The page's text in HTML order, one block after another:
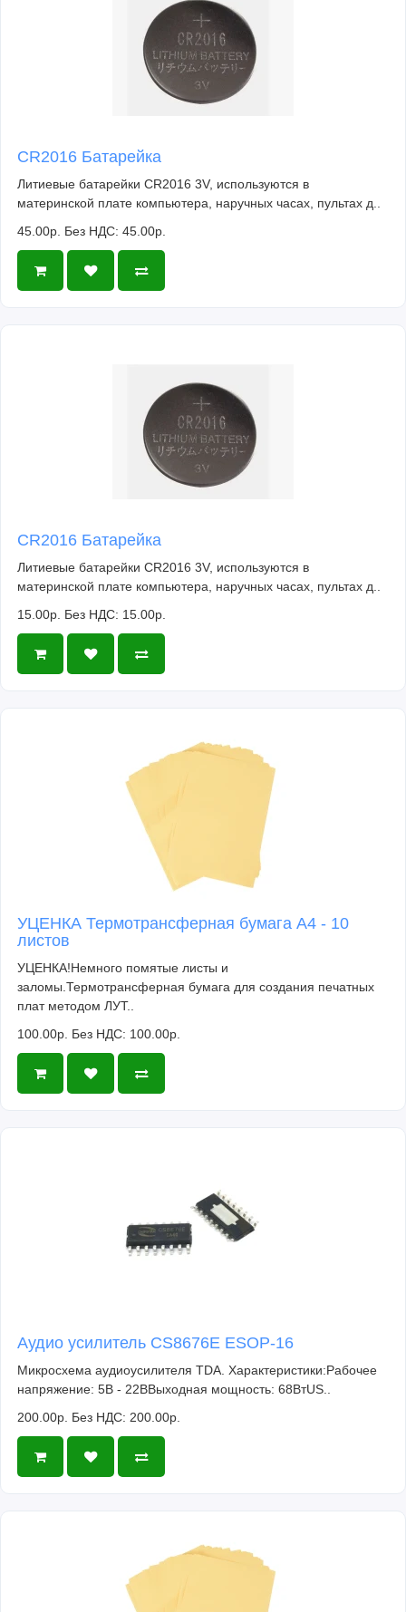
CR2016 Батарейка
Литиевые батарейки CR2016 3V, используются в
материнской плате компьютера, наручных часах, пультах д..
45.00р. Без НДС: 45.00р.
CR2016 Батарейка
Литиевые батарейки CR2016 3V, используются в
материнской плате компьютера, наручных часах, пультах д..
15.00р. Без НДС: 15.00р.
УЦЕНКА Термотрансферная бумага А4 - 10
листов
УЦЕНКА!Немного помятые листы и
заломы.Термотрансферная бумага для создания печатных
плат методом ЛУТ..
100.00р. Без НДС: 100.00р.
Аудио усилитель CS8676E ESOP-16
Микросхема аудиоусилителя TDA. Характеристики:Рабочее
напряжение: 5В - 22ВВыходная мощность: 68ВтUS..
200.00р. Без НДС: 200.00р.